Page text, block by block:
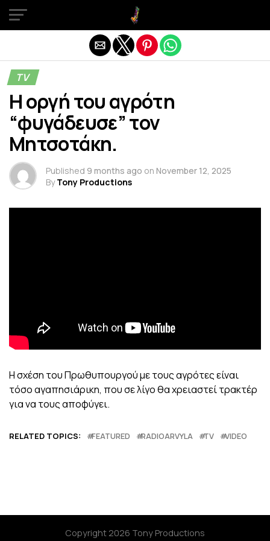
TV
Η οργή του αγρότη
“φυγάδευσε” τον
Μητσοτάκη.
Published 9 months ago on November 12, 2025
By Tony Productions
Η σχέση του Πρωθυπουργού με τους αγρότες είναι
τόσο αγαπησιάρικη, που σε λίγο θα χρειαστεί τρακτέρ
για να τους αποφύγει.
RELATED TOPICS: FEATURED RADIOARVYLA TV VIDEO
Copyright 2026 Tony Productions
Exit mobile version